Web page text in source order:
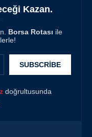
Kazan.
Borsa Rotası ile
doğrultusunda